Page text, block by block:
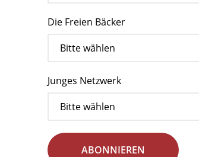
Die Freien Bäcker
Junges Netzwerk
ABONNIEREN